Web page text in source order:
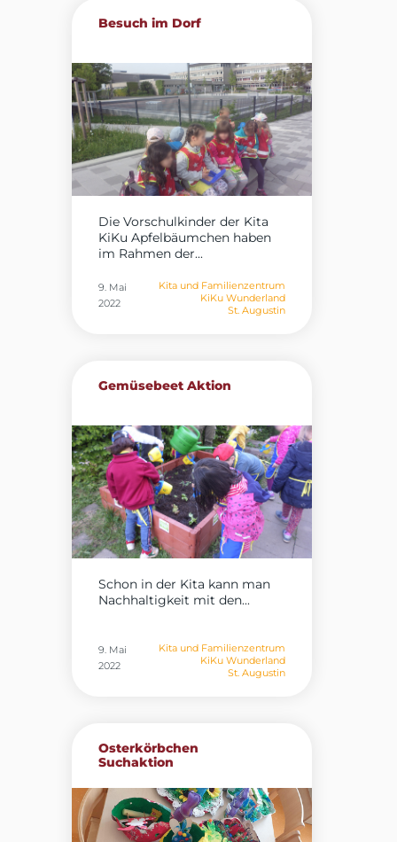
Besuch im Dorf
Die Vorschulkinder der Kita
KiKu Apfelbäumchen haben
im Rahmen der...
9. Mai
2022
Kita und Familienzentrum
KiKu Wunderland
St. Augustin
Gemüsebeet Aktion
Schon in der Kita kann man
Nachhaltigkeit mit den...
9. Mai
2022
Kita und Familienzentrum
KiKu Wunderland
St. Augustin
Osterkörbchen
Suchaktion